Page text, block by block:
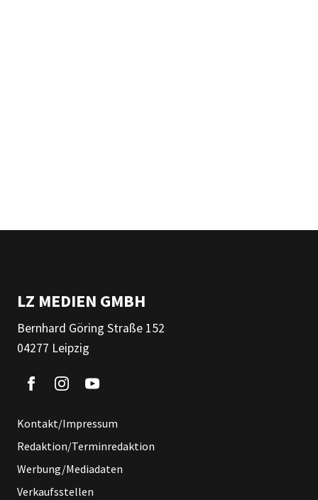
LZ MEDIEN GMBH
Bernhard Göring Straße 152
04277 Leipzig
Kontakt/Impressum
Redaktion/Terminredaktion
Werbung/Mediadaten
Verkaufsstellen